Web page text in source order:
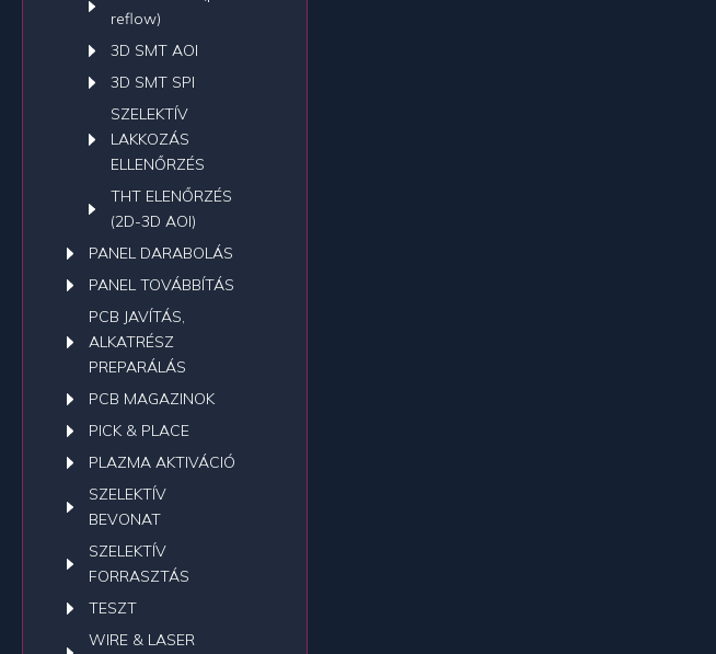
reflow)
3D SMT AOI
3D SMT SPI
SZELEKTÍV
LAKKOZÁS
ELLENŐRZÉS
THT ELENŐRZÉS
(2D-3D AOI)
PANEL DARABOLÁS
PANEL TOVÁBBÍTÁS
PCB JAVÍTÁS,
ALKATRÉSZ
PREPARÁLÁS
PCB MAGAZINOK
PICK & PLACE
PLAZMA AKTIVÁCIÓ
SZELEKTÍV
BEVONAT
SZELEKTÍV
FORRASZTÁS
TESZT
WIRE & LASER